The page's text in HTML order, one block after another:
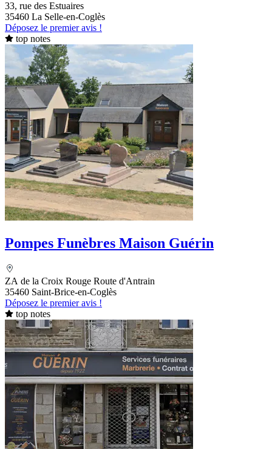
33, rue des Estuaires
35460 La Selle-en-Coglès
Déposez le premier avis !
top notes
Pompes Funèbres Maison Guérin
ZA de la Croix Rouge Route d'Antrain
35460 Saint-Brice-en-Coglès
Déposez le premier avis !
top notes